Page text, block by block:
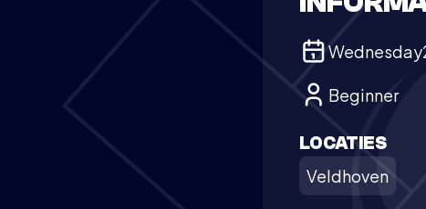
Wednesday
Beginner
LOCATIES
Veldhoven